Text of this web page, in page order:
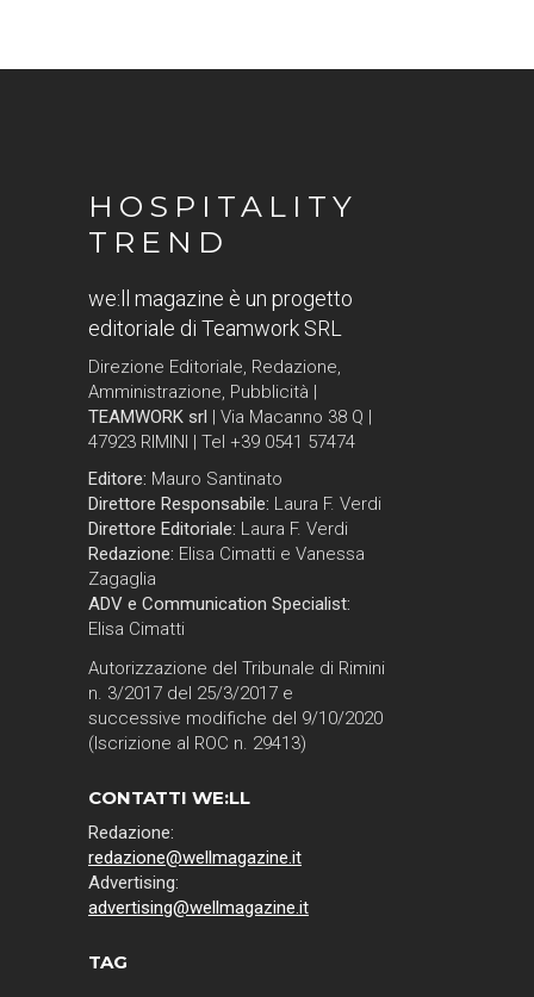
HOSPITALITY
TREND
we:ll magazine è un progetto
editoriale di Teamwork SRL
Direzione Editoriale, Redazione,
Amministrazione, Pubblicità |
TEAMWORK srl | Via Macanno 38 Q |
47923 RIMINI | Tel +39 0541 57474
Editore: Mauro Santinato
Direttore Responsabile: Laura F. Verdi
Direttore Editoriale: Laura F. Verdi
Redazione: Elisa Cimatti e Vanessa
Zagaglia
ADV e Communication Specialist:
Elisa Cimatti
Autorizzazione del Tribunale di Rimini
n. 3/2017 del 25/3/2017 e
successive modifiche del 9/10/2020
(Iscrizione al ROC n. 29413)
CONTATTI WE:LL
Redazione:
redazione@wellmagazine.it
Advertising:
advertising@wellmagazine.it
TAG